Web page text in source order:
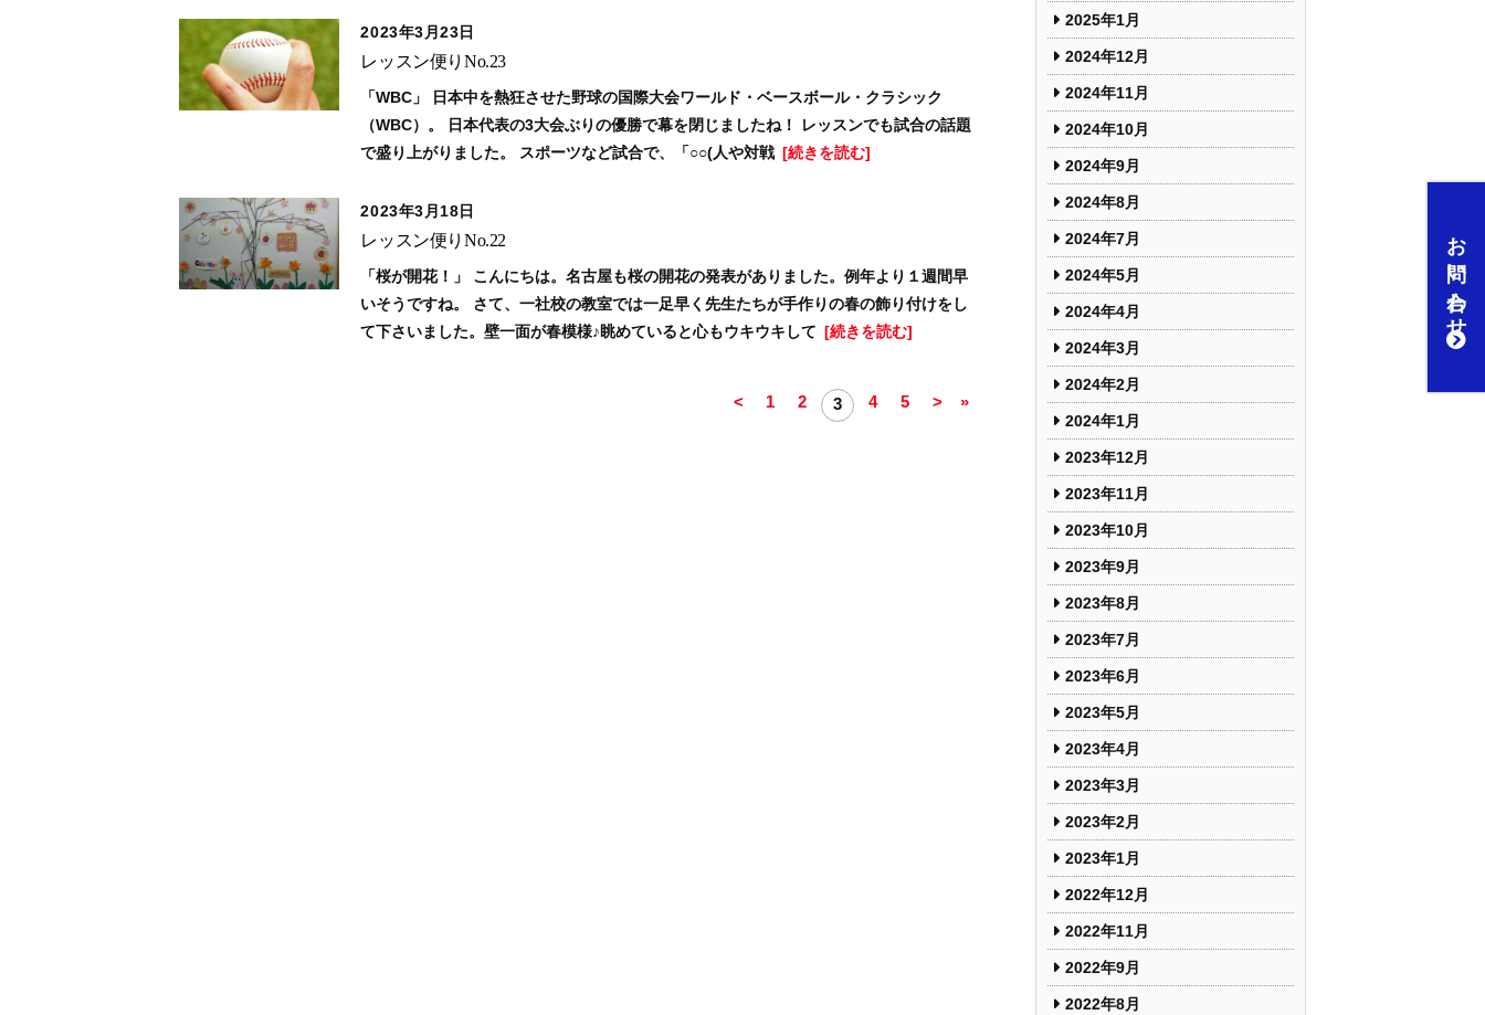
お問い合わせ
2023年3月23日
レッスン便りNo.23
「WBC」 日本中を熱狂させた野球の国際大会ワールド・ベースボール・クラシック
（WBC）。 日本代表の3大会ぶりの優勝で幕を閉じましたね！ レッスンでも試合の話題
で盛り上がりました。 スポーツなど試合で、「○○(人や対戦 [続きを読む]
2023年3月18日
レッスン便りNo.22
「桜が開花！」 こんにちは。名古屋も桜の開花の発表がありました。例年より１週間早
いそうですね。 さて、一社校の教室では一足早く先生たちが手作りの春の飾り付けをし
て下さいました。壁一面が春模様♪眺めていると心もウキウキして [続きを読む]
< 1 2 3 4 5 > »
2025年1月
2024年12月
2024年11月
2024年10月
2024年9月
2024年8月
2024年7月
2024年5月
2024年4月
2024年3月
2024年2月
2024年1月
2023年12月
2023年11月
2023年10月
2023年9月
2023年8月
2023年7月
2023年6月
2023年5月
2023年4月
2023年3月
2023年2月
2023年1月
2022年12月
2022年11月
2022年9月
2022年8月